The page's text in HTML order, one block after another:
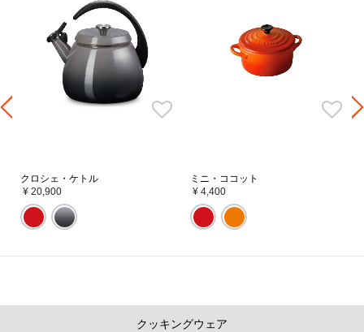
クロシェ・ケトル
¥ 20,900
ミニ・ココット
¥ 4,400
クッキングウェア